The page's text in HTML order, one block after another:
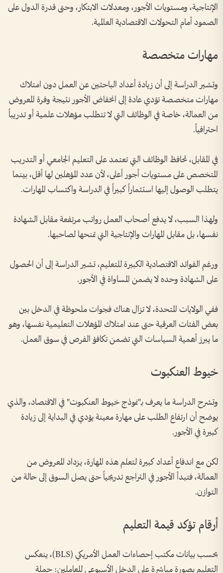
الإنتاجية، ومستويات الأجور، ومعدلات الابتكار، وحتى قدرة الدول على
الصمود أمام التحولات الاقتصادية العالمية.
مهارات متخصصة
وتشير الدراسة إلى أن زيادة أعداد الباحثين عن العمل دون امتلاك
مهارات متخصصة تؤدي عادة إلى انخفاض الأجور نتيجة وفرة المعروض
من العمالة، خاصة في الوظائف التي لا تتطلب مؤهلات علمية أو تدريباً
احترافياً.
في المقابل، تحافظ الوظائف التي تعتمد على التعليم الجامعي أو التدريب
المتخصص على مستويات أجور أعلى، لأن عدد المؤهلين لها أقل، بينما
يتطلب الوصول إليها استثماراً كبيراً في الدراسة واكتساب المهارات.
ولهذا السبب، لا يدفع أصحاب العمل رواتب مرتفعة مقابل الشهادة
نفسها، بل مقابل المهارات والإنتاجية التي تمنحها لصاحبها.
ورغم الفوائد الاقتصادية الكبيرة للتعليم، تشير الدراسة إلى أن الحصول
على الشهادة وحده لا يضمن المساواة في الأجور.
ففي الولايات المتحدة، لا تزال هناك فجوات ملحوظة في الدخل بين
بعض الفئات العرقية حتى عند امتلاك المؤهلات التعليمية نفسها، وهو
ما يبرز أهمية السياسات التي تضمن تكافؤ الفرص في سوق العمل.
خيوط العنكبوت
وتشرح الدراسة ما يعرف بـ"نموذج خيوط العنكبوت" في الاقتصاد، والذي
يوضح أن ارتفاع الطلب على مهارة معينة يؤدي في البداية إلى زيادة
كبيرة في الأجور.
لكن مع اندفاع أعداد كبيرة لتعلم هذه المهارة، يزداد المعروض من
العمالة، فتبدأ الأجور في التراجع تدريجياً حتى يصل السوق إلى حالة من
التوازن.
أرقام تؤكد قيمة التعليم
بحسب بيانات مكتب إحصاءات العمل الأمريكي (BLS)، ينعكس
التعليم بصورة مباشرة على الدخل الأسبوعي للعاملين: حملة